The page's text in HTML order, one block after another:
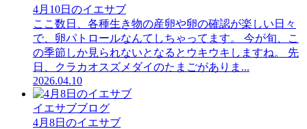
4月10日のイエサブ
ここ数日、各種生き物の産卵や卵の確認が楽しい日々
で、卵パトロールなんてしちゃってます。 今が旬、こ
の季節しか見られないとなるとウキウキしますね。 先
日、クラカオスズメダイのたまごがありま...
2026.04.10
イエサブブログ
4月8日のイエサブ